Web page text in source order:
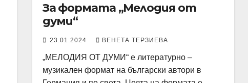
За формата „Мелодия от
думи“
23.01.2024 ВЕНЕТА ТЕРЗИЕВА
„МЕЛОДИЯ ОТ ДУМИ“ е литературно –
музикален формат на български автори в